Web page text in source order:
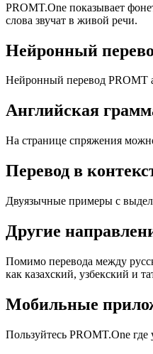
PROMT.One показывает
слова звучат в живой речи.
Нейронный
Нейронный перевод PROMT
Английская
На странице спряжения
Перевод в
Двуязычные примеры с
Другие
Помимо перевода между
как казахский, узбекский и
Мобильные
Пользуйтесь PROMT.One